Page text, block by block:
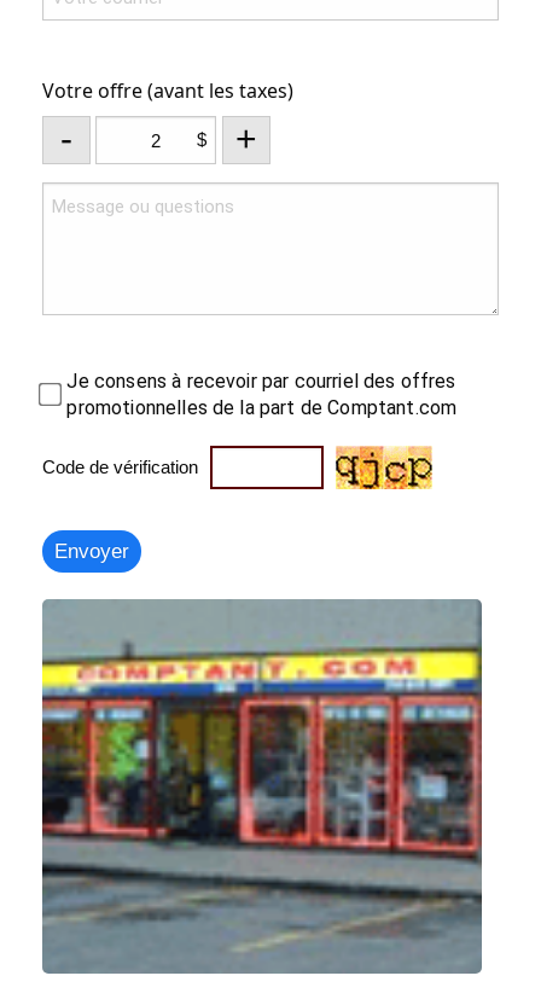
Votre offre (avant les taxes)
- $ +
Je consens à recevoir par courriel des offres
promotionnelles de la part de Comptant.com
Code de vérification